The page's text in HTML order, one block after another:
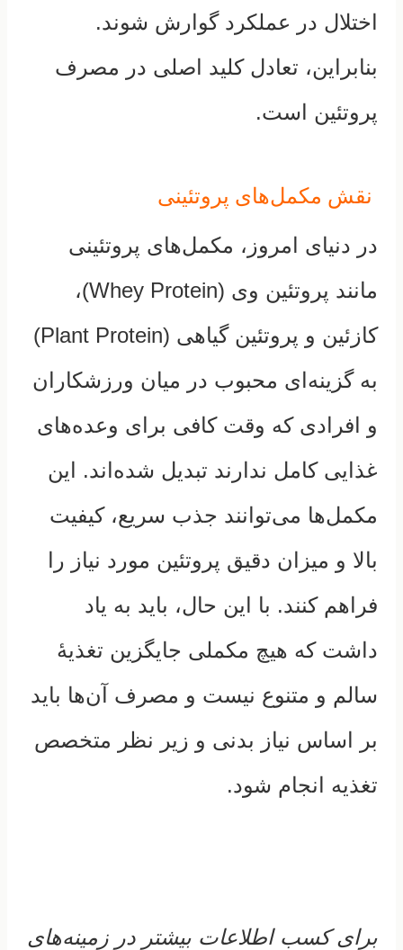
اختلال در عملکرد گوارش شوند.
بنابراین، تعادل کلید اصلی در مصرف
پروتئین است.
نقش مکمل‌های پروتئینی
در دنیای امروز، مکمل‌های پروتئینی
مانند پروتئین وی (Whey Protein)،
کازئین و پروتئین گیاهی (Plant Protein)
به گزینه‌ای محبوب در میان ورزشکاران
و افرادی که وقت کافی برای وعده‌های
غذایی کامل ندارند تبدیل شده‌اند. این
مکمل‌ها می‌توانند جذب سریع، کیفیت
بالا و میزان دقیق پروتئین مورد نیاز را
فراهم کنند. با این حال، باید به یاد
داشت که هیچ مکملی جایگزین تغذیهٔ
سالم و متنوع نیست و مصرف آن‌ها باید
بر اساس نیاز بدنی و زیر نظر متخصص
تغذیه انجام شود.
برای کسب اطلاعات بیشتر در زمینه‌های